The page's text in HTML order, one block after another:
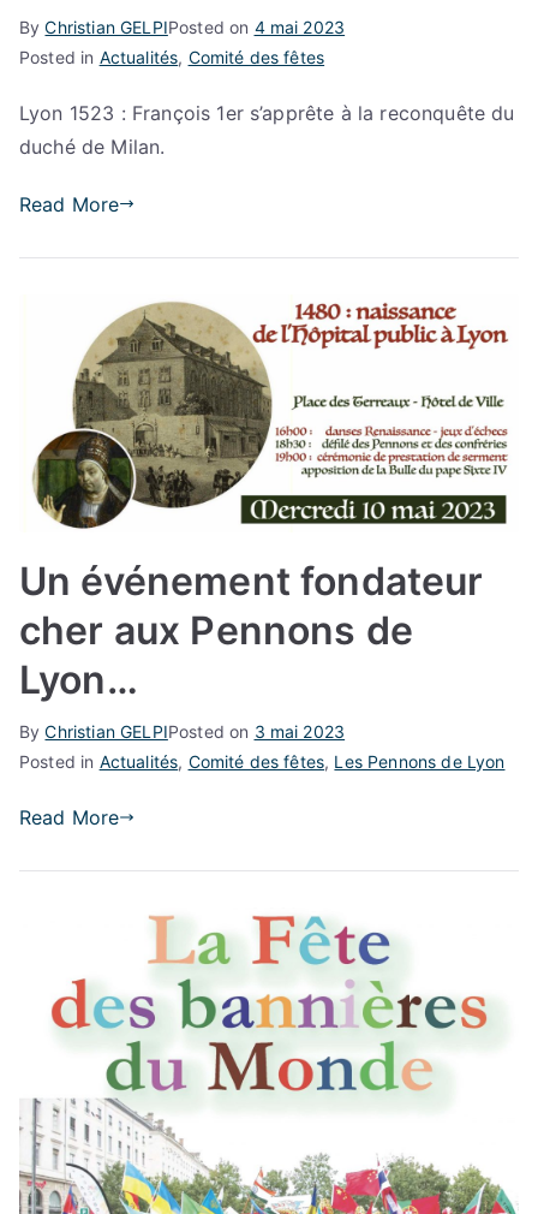
ByChristian GELPIPosted on 4 mai 2023
Posted in Actualités, Comité des fêtes
Lyon 1523 : François 1er s’apprête à la reconquête du
duché de Milan.
Read More
Un événement fondateur
cher aux Pennons de
Lyon…
ByChristian GELPIPosted on 3 mai 2023
Posted in Actualités, Comité des fêtes, Les Pennons de Lyon
Read More